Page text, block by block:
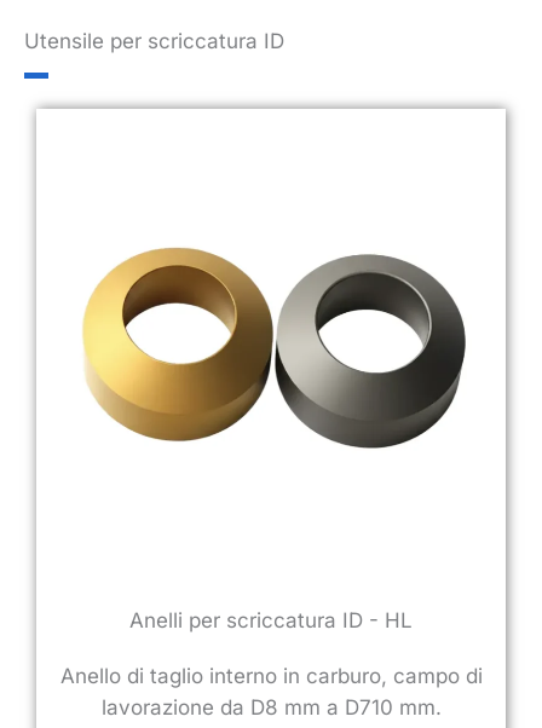
Utensile per scriccatura ID
Anelli per scriccatura ID - HL
Anello di taglio interno in carburo, campo di
lavorazione da D8 mm a D710 mm.